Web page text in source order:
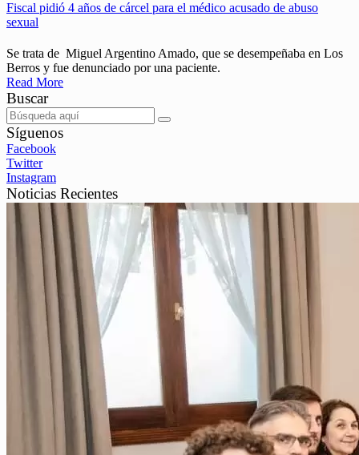
Fiscal pidió 4 años de cárcel para el médico acusado de abuso
sexual
Se trata de Miguel Argentino Amado, que se desempeñaba en Los
Berros y fue denunciado por una paciente.
Read More
Buscar
Síguenos
Facebook
Twitter
Instagram
Noticias Recientes